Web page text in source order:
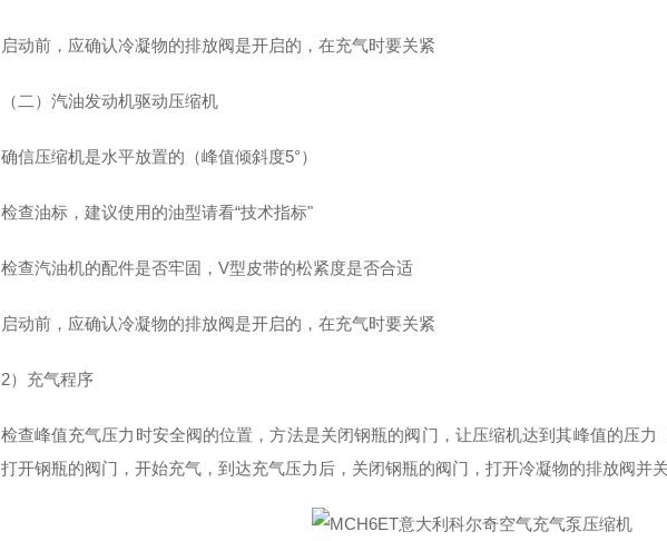
启动前，应确认冷凝物的排放阀是开启的，在充气时要关紧
（二）汽油发动机驱动压缩机
确信压缩机是水平放置的（峰值倾斜度5°）
检查油标，建议使用的油型请看“技术指标"
检查汽油机的配件是否牢固，V型皮带的松紧度是否合适
启动前，应确认冷凝物的排放阀是开启的，在充气时要关紧
2）充气程序
检查峰值充气压力时安全阀的位置，方法是关闭钢瓶的阀门，让压缩机达到其峰值的压力
打开钢瓶的阀门，开始充气，到达充气压力后，关闭钢瓶的阀门，打开冷凝物的排放阀并关